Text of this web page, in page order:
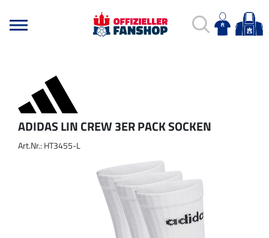
ADIDAS LIN CREW 3ER PACK SOCKEN
Art.Nr.: HT3455-L